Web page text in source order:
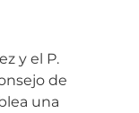
y el P.
de
una